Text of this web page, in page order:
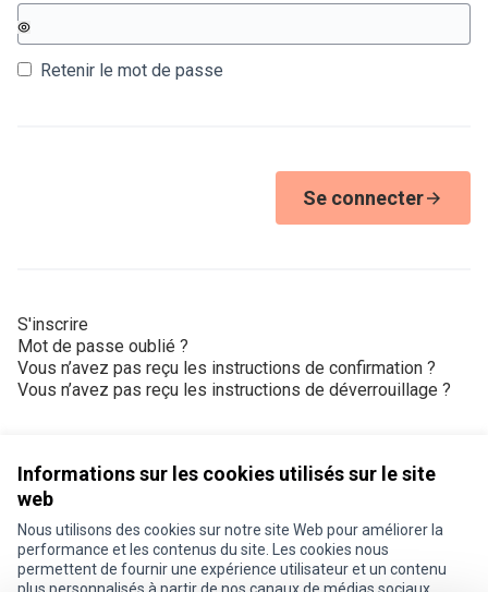
Informations sur les cookies utilisés sur le site
web
Nous utilisons des cookies sur notre site Web pour améliorer la
performance et les contenus du site. Les cookies nous
permettent de fournir une expérience utilisateur et un contenu
Retenir le mot de passe
Se connecter
S'inscrire
Mot de passe oublié ?
Vous n’avez pas reçu les instructions de confirmation ?
Vous n’avez pas reçu les instructions de déverrouillage ?
Conditions d'utilisation
Paramètres des cookies
Je participe ! sur X
Je participe ! sur Facebook
Je participe ! sur Instagram